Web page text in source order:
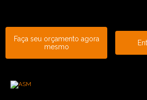
Faça seu orçamento agora
mesmo